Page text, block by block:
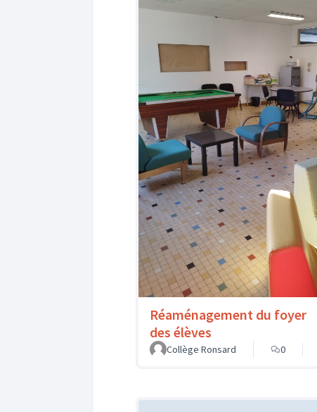
Réaménagement du foyer
des élèves
Collège Ronsard
0